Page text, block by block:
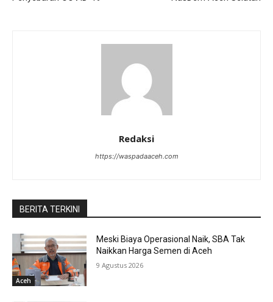
Redaksi
https://waspadaaceh.com
BERITA TERKINI
Aceh
Meski Biaya Operasional Naik, SBA Tak
Naikkan Harga Semen di Aceh
9 Agustus 2026